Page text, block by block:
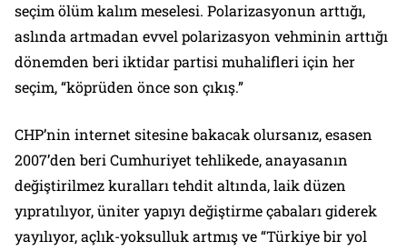
seçim ölüm kalım meselesi. Polarizasyonun arttığı,
aslında artmadan evvel polarizasyon vehminin arttığı
dönemden beri iktidar partisi muhalifleri için her
seçim, “köprüden önce son çıkış.”
CHP’nin internet sitesine bakacak olursanız, esasen
2007’den beri Cumhuriyet tehlikede, anayasanın
değiştirilmez kuralları tehdit altında, laik düzen
yıpratılıyor, üniter yapıyı değiştirme çabaları giderek
yayılıyor, açlık-yoksulluk artmış ve “Türkiye bir yol